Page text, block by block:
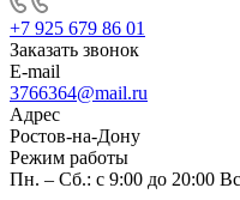
+7 925 679 86 01
Заказать звонок
E-mail
3766364@mail.ru
Адрес
Ростов-на-Дону
Режим работы
Пн. – Сб.: с 9:00 до 20:00